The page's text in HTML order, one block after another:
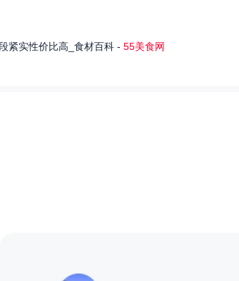
紧实性价比高_食材百科 - 55美食网